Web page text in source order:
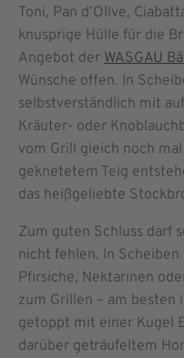
Toni, Pan d’Olive,
knusprige Hülle für die
Angebot der WASGAU
Wünsche offen. In
selbstverständlich mit
Kräuter- oder
vom Grill gleich noch
geknetetem Teig
das heißgeliebte
Zum guten Schluss darf
nicht fehlen. In
Pfirsiche, Nektarinen
zum Grillen – am besten
getoppt mit einer Kugel
darüber geträufeltem